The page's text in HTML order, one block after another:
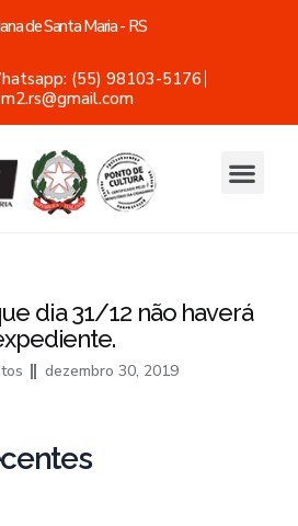
de Santa Maria - RS
(55) 98103-5176
dia 31/12 não haverá
dezembro 30, 2019